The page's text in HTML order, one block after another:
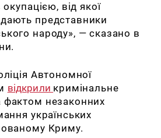
від якої
представники
народу», — сказано в
Автономної
відкрили кримінальне
незаконних
українських
Криму.